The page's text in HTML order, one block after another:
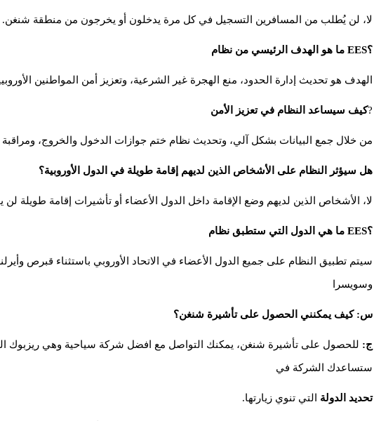
لا، لن يُطلب من المسافرين التسجيل في كل مرة يدخلون أو يخرجون من منطقة
؟EES ما هو الهدف الرئيسي من نظام
الهدف هو تحديث إدارة الحدود، منع الهجرة غير الشرعية، وتعزيز أمن المواطنين
?كيف سيساعد النظام في تعزيز الأمن
من خلال جمع البيانات بشكل آلي، وتحديث نظام ختم جوازات الدخول والخروج، ومراقبة
هل سيؤثر النظام على الأشخاص الذين لديهم إقامة طويلة في الدول الأوروبية؟
لا، الأشخاص الذين لديهم وضع الإقامة داخل الدول الأعضاء أو تأشيرات إقامة طويلة لن
؟EES ما هي الدول التي ستطبق نظام
سيتم تطبيق النظام على جميع الدول الأعضاء في الاتحاد الأوروبي باستثناء قبرص
وسويسرا
س: كيف يمكنني الحصول على تأشيرة شنغن؟
ج: للحصول على تأشيرة شنغن، يمكنك التواصل مع افضل شركة سياحية وهي ريزبوك
ستساعدك الشركة في
تحديد الدولة التي تنوي زيارتها.